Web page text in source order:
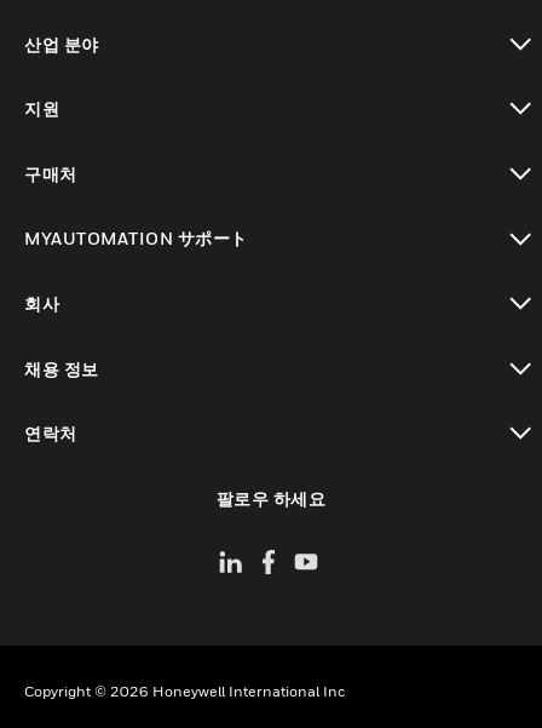
산업 분야
지원
구매처
MYAUTOMATION サポート
회사
채용 정보
연락처
팔로우 하세요
Copyright © 2026 Honeywell International Inc